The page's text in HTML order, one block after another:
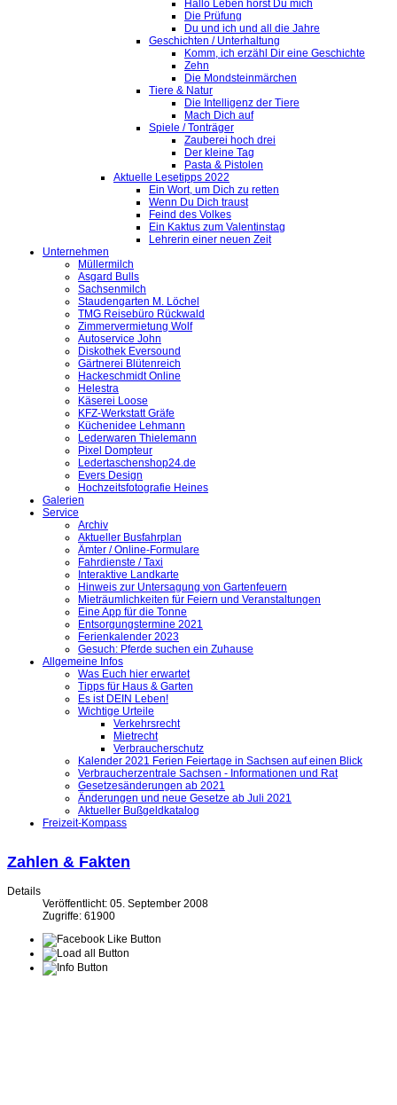
Hallo Leben hörst Du mich
Die Prüfung
Du und ich und all die Jahre
Geschichten / Unterhaltung
Komm, ich erzähl Dir eine Geschichte
Zehn
Die Mondsteinmärchen
Tiere & Natur
Die Intelligenz der Tiere
Mach Dich auf
Spiele / Tonträger
Zauberei hoch drei
Der kleine Tag
Pasta & Pistolen
Aktuelle Lesetipps 2022
Ein Wort, um Dich zu retten
Wenn Du Dich traust
Feind des Volkes
Ein Kaktus zum Valentinstag
Lehrerin einer neuen Zeit
Unternehmen
Müllermilch
Asgard Bulls
Sachsenmilch
Staudengarten M. Löchel
TMG Reisebüro Rückwald
Zimmervermietung Wolf
Autoservice John
Diskothek Eversound
Gärtnerei Blütenreich
Hackeschmidt Online
Helestra
Käserei Loose
KFZ-Werkstatt Gräfe
Küchenidee Lehmann
Lederwaren Thielemann
Pixel Dompteur
Ledertaschenshop24.de
Evers Design
Hochzeitsfotografie Heines
Galerien
Service
Archiv
Aktueller Busfahrplan
Ämter / Online-Formulare
Fahrdienste / Taxi
Interaktive Landkarte
Hinweis zur Untersagung von Gartenfeuern
Mieträumlichkeiten für Feiern und Veranstaltungen
Eine App für die Tonne
Entsorgungstermine 2021
Ferienkalender 2023
Gesuch: Pferde suchen ein Zuhause
Allgemeine Infos
Was Euch hier erwartet
Tipps für Haus & Garten
Es ist DEIN Leben!
Wichtige Urteile
Verkehrsrecht
Mietrecht
Verbraucherschutz
Kalender 2021 Ferien Feiertage in Sachsen auf einen Blick
Verbraucherzentrale Sachsen - Informationen und Rat
Gesetzesänderungen ab 2021
Änderungen und neue Gesetze ab Juli 2021
Aktueller Bußgeldkatalog
Freizeit-Kompass
Zahlen & Fakten
Details
Veröffentlicht: 05. September 2008
Zugriffe: 61900